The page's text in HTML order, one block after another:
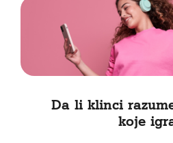
Da li klinci
koje